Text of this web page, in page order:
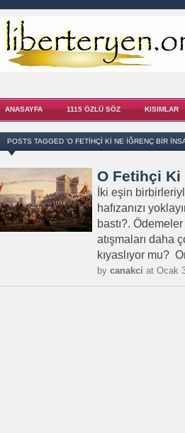
ANASAYFA 1115 ÖZLÜ SÖZ KISIMLAR
POSTS TAGGED ‘O FETIHÇI KI NE İĞRENÇ BIR
O Fetihçi Ki
İki eşin
hafızanızı
bastı?.
atışmaları daha
kıyaslıyor mu?
by canakci at Ocak